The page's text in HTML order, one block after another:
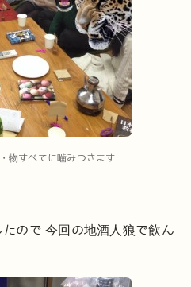
物すべてに噛みつきます
たので 今回の地酒人狼で飲ん